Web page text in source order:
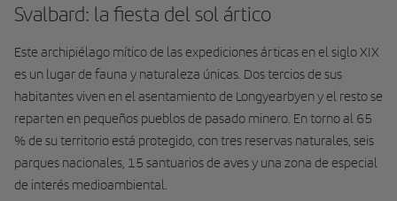
Svalbard: la fiesta del sol ártico
Este archipiélago mítico de las expediciones árticas en el siglo XIX
es un lugar de fauna y naturaleza únicas. Dos tercios de sus
habitantes viven en el asentamiento de Longyearbyen y el resto se
reparten en pequeños pueblos de pasado minero. En torno al 65
% de su territorio está protegido, con tres reservas naturales, seis
parques nacionales, 15 santuarios de aves y una zona de especial
de interés medioambiental.